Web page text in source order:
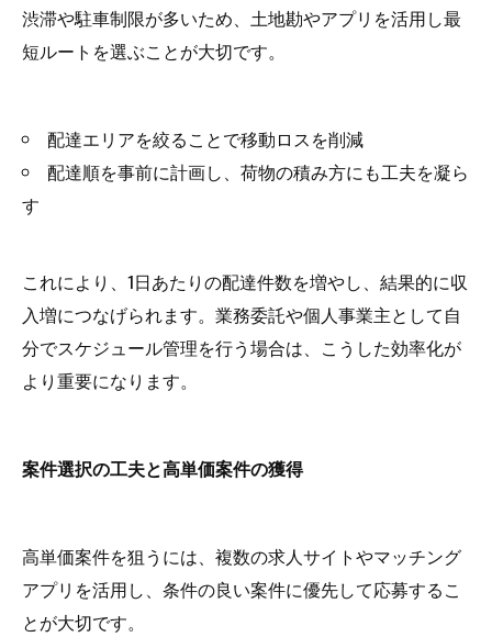
渋滞や駐車制限が多いため、土地勘やアプリを活用し最
短ルートを選ぶことが大切です。
配達エリアを絞ることで移動ロスを削減
配達順を事前に計画し、荷物の積み方にも工夫を凝ら
す
これにより、1日あたりの配達件数を増やし、結果的に収
入増につなげられます。業務委託や個人事業主として自
分でスケジュール管理を行う場合は、こうした効率化が
より重要になります。
案件選択の工夫と高単価案件の獲得
高単価案件を狙うには、複数の求人サイトやマッチング
アプリを活用し、条件の良い案件に優先して応募するこ
とが大切です。